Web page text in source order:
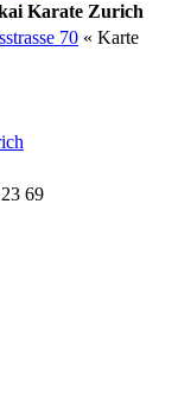
Karate Zurich
70 « Karte
69